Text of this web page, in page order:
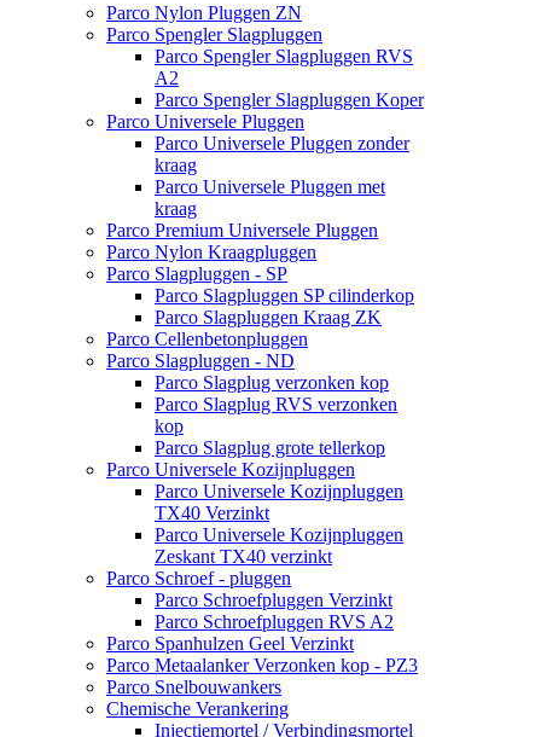
Parco Nylon Pluggen ZN
Parco Spengler Slagpluggen
Parco Spengler Slagpluggen RVS
A2
Parco Spengler Slagpluggen Koper
Parco Universele Pluggen
Parco Universele Pluggen zonder
kraag
Parco Universele Pluggen met
kraag
Parco Premium Universele Pluggen
Parco Nylon Kraagpluggen
Parco Slagpluggen - SP
Parco Slagpluggen SP cilinderkop
Parco Slagpluggen Kraag ZK
Parco Cellenbetonpluggen
Parco Slagpluggen - ND
Parco Slagplug verzonken kop
Parco Slagplug RVS verzonken
kop
Parco Slagplug grote tellerkop
Parco Universele Kozijnpluggen
Parco Universele Kozijnpluggen
TX40 Verzinkt
Parco Universele Kozijnpluggen
Zeskant TX40 verzinkt
Parco Schroef - pluggen
Parco Schroefpluggen Verzinkt
Parco Schroefpluggen RVS A2
Parco Spanhulzen Geel Verzinkt
Parco Metaalanker Verzonken kop - PZ3
Parco Snelbouwankers
Chemische Verankering
Injectiemortel / Verbindingsmortel